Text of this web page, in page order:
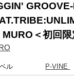
MURO＜初回限
ル P-VINE